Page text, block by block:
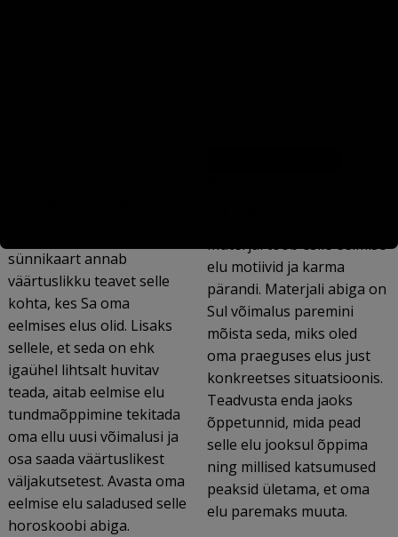
sünnikaart annab
väärtuslikku teavet selle
kohta, kes Sa oma
eelmises elus olid. Lisaks
sellele, et seda on ehk
igaühel lihtsalt huvitav
teada, aitab eelmise elu
tundmaõppimine tekitada
oma ellu uusi võimalusi ja
osa saada väärtuslikest
väljakutsetest. Avasta oma
eelmise elu saladused selle
horoskoobi abiga.
Materjal toob esile eelmise
elu motiivid ja karma
pärandi. Materjali abiga on
Sul võimalus paremini
mõista seda, miks oled
oma praeguses elus just
konkreetses situatsioonis.
Teadvusta enda jaoks
õppetunnid, mida pead
selle elu jooksul õppima
ning millised katsumused
peaksid ületama, et oma
elu paremaks muuta.